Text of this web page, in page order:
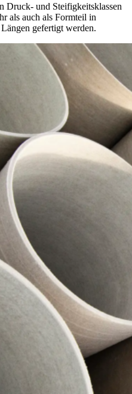
und Steifigkeitsklassen
als auch als Formteil in
gefertigt werden.